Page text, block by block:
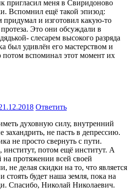
пригласил меня в Свиридоново
Вспомнил ещё такой эпизод:
и изготовил какую-то
Это они обсуждали в
слесарем высокого разряда
был удивлён его мастерством и
потом вспоминал этот момент их
Ответить
духовную силу, внутренний
захандрить, не пасть в депрессию.
не просто свернуть с пути.
потом ещё институт. А
на протяжении всей своей
не делая скидки на то, что является
стоять будет наша земля, пока на
Спасибо, Николай Николаевич.